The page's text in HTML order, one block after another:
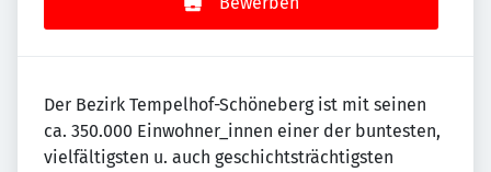
Der Bezirk Tempelhof-Schöneberg ist mit seinen
ca. 350.000 Einwohner_innen einer der buntesten,
vielfältigsten u. auch geschichtsträchtigsten